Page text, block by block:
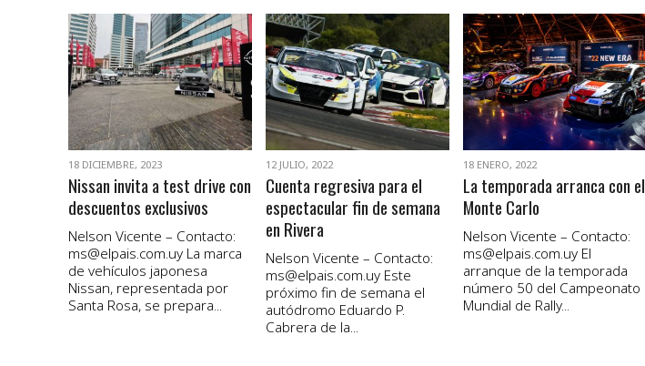
VER NOTA
18 DICIEMBRE, 2023
Nissan invita a test drive con
descuentos exclusivos
Nelson Vicente – Contacto:
ms@elpais.com.uyLa marca
de vehículos japonesa
Nissan, representada por
Santa Rosa, se prepara...
VER NOTA
12 JULIO, 2022
Cuenta regresiva para el
espectacular fin de semana
en Rivera
Nelson Vicente – Contacto:
ms@elpais.com.uyEste
próximo fin de semana el
autódromo Eduardo P.
Cabrera de la...
VER NOTA
18 ENERO, 2022
La temporada arranca con el
Monte Carlo
Nelson Vicente – Contacto:
ms@elpais.com.uyEl
arranque de la temporada
número 50 del Campeonato
Mundial de Rally...